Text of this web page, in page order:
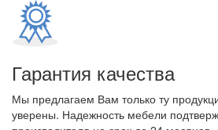
Гарантия качества
Мы предлагаем Вам только ту
уверены. Надежность мебели